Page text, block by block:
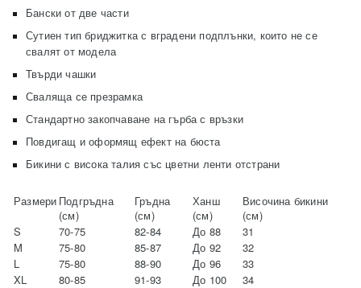
Бански от две части
Сутиен тип бриджитка с вградени подплънки, които не се
свалят от модела
Твърди чашки
Сваляща се презрамка
Стандартно закопчаване на гърба с връзки
Повдигащ и оформящ ефект на бюста
Бикини с висока талия със цветни ленти отстрани
Размери Подгръдна
(см)
Гръдна
(см)
Ханш
(см)
Височина бикини
(см)
S
70-75 82-84 До 88
31
M
75-80 85-87 До 92
32
L
75-80 88-90 До 96
33
XL
80-85 91-93 До 100 34